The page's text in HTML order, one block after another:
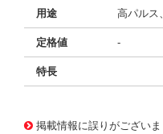
用途 高パルス
定格値 -
特長
掲載情報に誤りがござい